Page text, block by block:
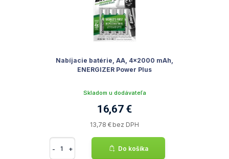
Nabíjacie batérie, AA, 4x2000 mAh,
ENERGIZER Power Plus
Skladom u dodávateľa
16,67 €
13,78 € bez DPH
- + Do košíka